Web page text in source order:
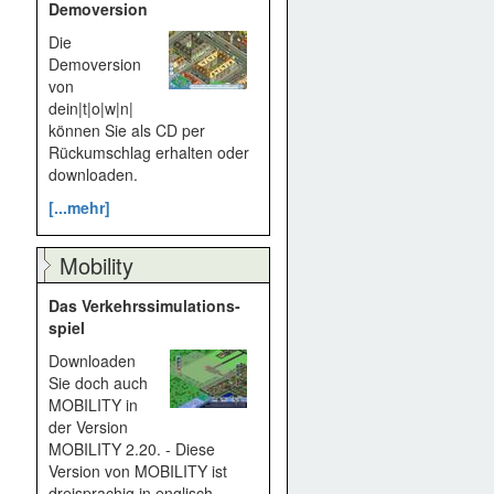
Demoversion
Die
Demoversion
von
dein|t|o|w|n|
können Sie als CD per
Rückumschlag erhalten oder
downloaden.
[...mehr]
Mobility
Das Verkehrssimulations­
spiel
Downloaden
Sie doch auch
MOBILITY in
der Version
MOBILITY 2.20. - Diese
Version von MOBILITY ist